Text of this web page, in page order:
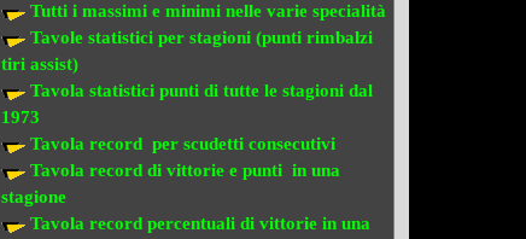
Tutti i massimi e minimi nelle varie specialità
Tavole statistici per stagioni (punti rimbalzi
tiri assist)
Tavola statistici punti di tutte le stagioni dal
1973
Tavola record per scudetti consecutivi
Tavola record di vittorie e punti in una
stagione
Tavola record percentuali di vittorie in una